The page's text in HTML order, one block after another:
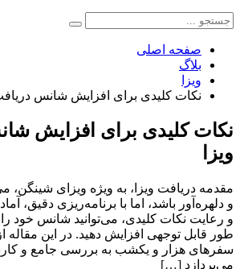
صفحه اصلی
بلاگ
ویزا
نکات کلیدی برای افزایش شانس دریافت
نکات کلیدی برای افزایش
ویزا
مقدمه دریافت ویزا، به ویژه ویزای شینگن،
و دلهره‌آور باشد، اما با برنامه‌ریزی دقیق،
و رعایت نکات کلیدی، می‌توانید شانس خود را
طور قابل توجهی افزایش دهید. در این مقاله
سفرهای هزار و یکشب به بررسی جامع و
می‌پردازد […]